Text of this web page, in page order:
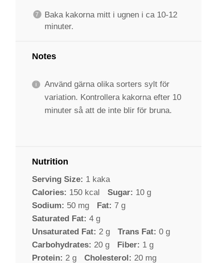
Baka kakorna mitt i ugnen i ca 10-12
minuter.
Notes
Använd gärna olika sorters sylt för
variation. Kontrollera kakorna efter 10
minuter så att de inte blir för bruna.
Nutrition
Serving Size: 1 kaka
Calories: 150 kcal Sugar: 10 g
Sodium: 50 mg Fat: 7 g
Saturated Fat: 4 g
Unsaturated Fat: 2 g Trans Fat: 0 g
Carbohydrates: 20 g Fiber: 1 g
Protein: 2 g Cholesterol: 20 mg